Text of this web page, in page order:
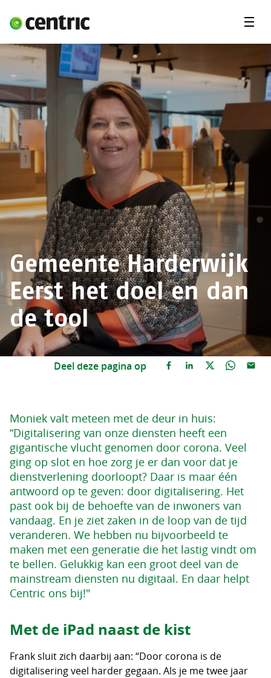
Oplossingen
Branches
Over Centric
Contact
Careers
Insights
Gemeente Harderwijk
Eerst het doel en dan
de tool
Deel deze pagina op
Moniek valt meteen met de deur in huis:
“Digitalisering van onze diensten heeft een
gigantische vlucht genomen door corona. Veel
ging op slot en hoe zorg je er dan voor dat je
dienstverlening doorloopt? Daar is maar één
antwoord op te geven: door digitalisering. Het
past ook bij de behoefte van de inwoners van
vandaag. En je ziet zaken in de loop van de tijd
veranderen. We hebben nu bijvoorbeeld te
maken met een generatie die het lastig vindt om
te bellen. Gelukkig kan een groot deel van de
mainstream diensten nu digitaal. En daar helpt
Centric ons bij!"
Met de iPad naast de kist
Frank sluit zich daarbij aan: “Door corona is de
digitalisering veel harder gegaan. Als je me twee jaar